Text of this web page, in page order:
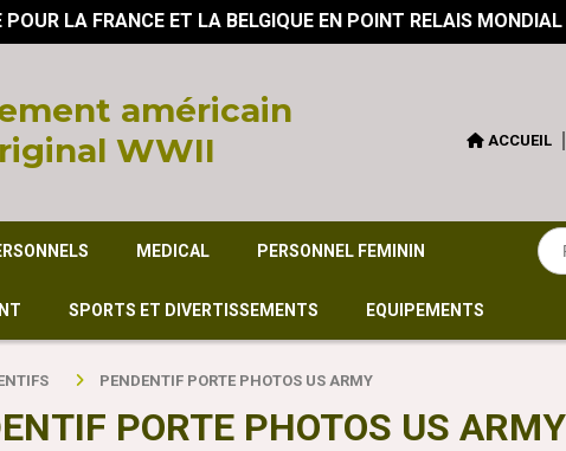
POUR LA FRANCE ET LA BELGIQUE EN POINT RELAIS
américain
WWII
ACCUEIL
MEDICAL PERSONNEL FEMININ
SPORTS ET DIVERTISSEMENTS EQUIPEMENTS
PENDENTIF PORTE PHOTOS US ARMY
PORTE PHOTOS US ARMY